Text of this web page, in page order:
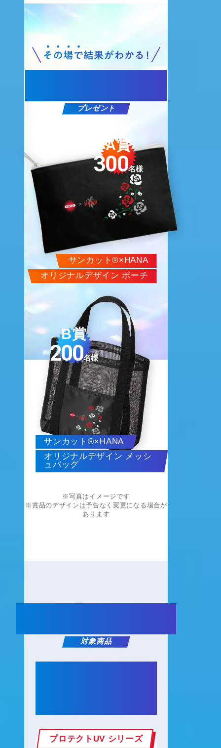
プレゼント
A賞
300名様
サンカット®×HANA
オリジナルデザイン ポーチ
B賞
200名様
サンカット®×HANA
オリジナルデザイン メッシ
ュバッグ
※写真はイメージです
※賞品のデザインは予告なく変更になる場合が
あります
対象商品
プロテクトUV シリーズ